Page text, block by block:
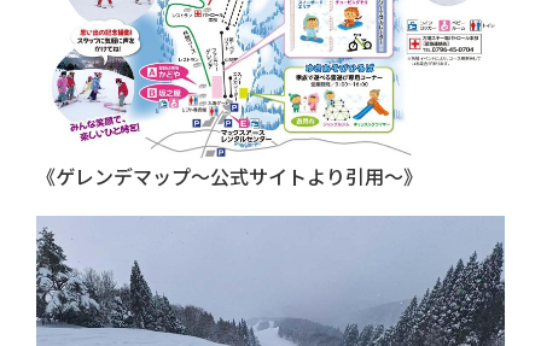
《ゲレンデマップ～公式サイトより引用～》